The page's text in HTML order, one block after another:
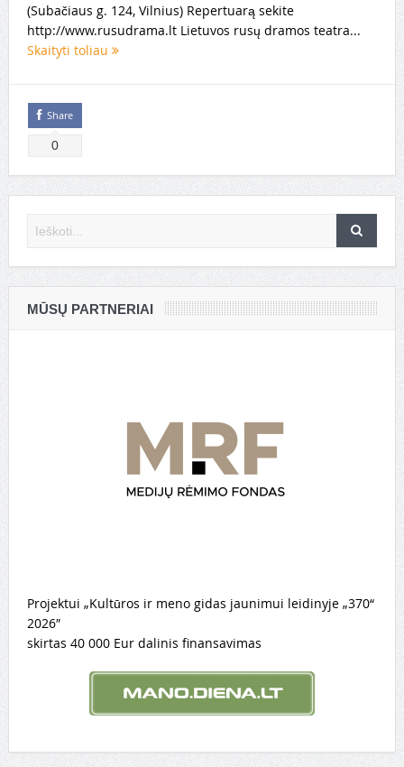
(Subačiaus g. 124, Vilnius) Repertuarą sekite
http://www.rusudrama.lt Lietuvos rusų dramos teatra...
Skaityti toliau
Share
0
MŪSŲ PARTNERIAI
Projektui „Kultūros ir meno gidas jaunimui leidinyje „370“
2026″
skirtas 40 000 Eur dalinis finansavimas